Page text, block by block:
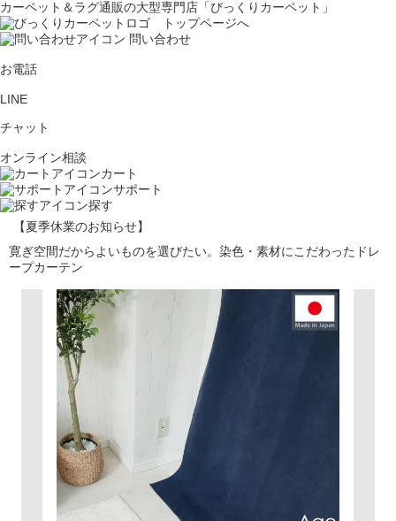
カーペット＆ラグ通販の大型専門店「びっくりカーペット」
問い合わせ
お電話
LINE
チャット
オンライン相談
カート
サポート
探す
【夏季休業のお知らせ】
寛ぎ空間だからよいものを選びたい。染色・素材にこだわったドレ
ープカーテン